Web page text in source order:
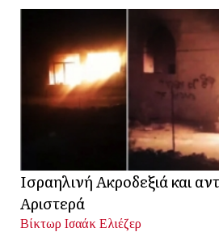
Ισραηλινή Ακροδεξιά και
Αριστερά
Βίκτωρ Ισαάκ Ελιέζερ